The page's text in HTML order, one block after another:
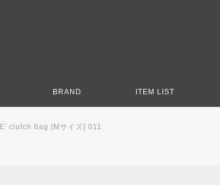
BRAND ITEM LIST
clutch bag [Mサイズ] 011